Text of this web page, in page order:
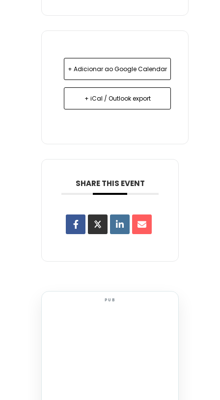
+ Adicionar ao Google Calendar
+ iCal / Outlook export
SHARE THIS EVENT
PUB